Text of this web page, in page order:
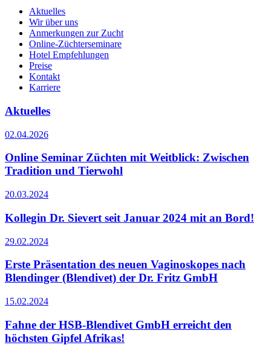
Aktuelles
Wir über uns
Anmerkungen zur Zucht
Online-Züchterseminare
Hotel Empfehlungen
Preise
Kontakt
Karriere
Aktuelles
02.04.2026
Online Seminar Züchten mit Weitblick: Zwischen
Tradition und Tierwohl
20.03.2024
Kollegin Dr. Sievert seit Januar 2024 mit an Bord!
29.02.2024
Erste Präsentation des neuen Vaginoskopes nach
Blendinger (Blendivet) der Dr. Fritz GmbH
15.02.2024
Fahne der HSB-Blendivet GmbH erreicht den
höchsten Gipfel Afrikas!